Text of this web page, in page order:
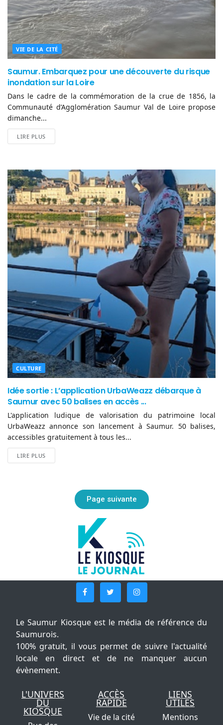
VIE DE LA CITÉ
Saumur. Embarquez pour une découverte du risque
inondation sur la Loire
Dans le cadre de la commémoration de la crue de 1856, la
Communauté d’Agglomération Saumur Val de Loire propose
dimanche...
LIRE PLUS
CULTURE
Idée sortie : L’application UrbaWeazz débarque à
Saumur avec 50 balises en accès ...
L'application ludique de valorisation du patrimoine local
UrbaWeazz annonce son lancement à Saumur. 50 balises,
accessibles gratuitement à tous les...
LIRE PLUS
Page suivante
Le Saumur Kiosque est le média de référence du
Saumurois.
100% gratuit, il vous permet de suivre l'actualité
locale en direct et de ne manquer aucun
évènement.
L'UNIVERS
DU
KIOSQUE
ACCÈS
RAPIDE
Vie de la cité
LIENS
UTILES
Mentions